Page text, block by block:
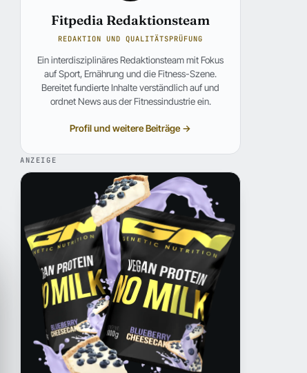
Fitpedia Redaktionsteam
REDAKTION UND QUALITÄTSPRÜFUNG
Ein interdisziplinäres Redaktionsteam mit Fokus
auf Sport, Ernährung und die Fitness-Szene.
Bereitet fundierte Inhalte verständlich auf und
ordnet News aus der Fitnessindustrie ein.
Profil und weitere Beiträge →
ANZEIGE